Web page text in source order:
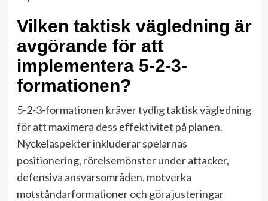
Vilken taktisk vägledning är
avgörande för att
implementera 5-2-3-
formationen?
5-2-3-formationen kräver tydlig taktisk vägledning
för att maximera dess effektivitet på planen.
Nyckelaspekter inkluderar spelarnas
positionering, rörelsemönster under attacker,
defensiva ansvarsområden, motverka
motståndarformationer och göra justeringar